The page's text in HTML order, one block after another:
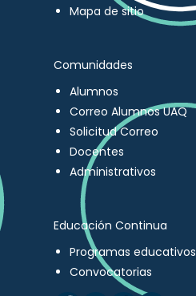
Mapa de sitio
Comunidades
Alumnos
Correo Alumnos UAQ
Solicitud Correo
Docentes
Administrativos
Educación Continua
Programas educativos
Convocatorias